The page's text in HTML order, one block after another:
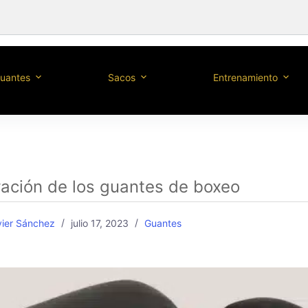
Sacos Entrenamiento
de los guantes de boxeo
Sánchez julio 17, 2023 Guantes